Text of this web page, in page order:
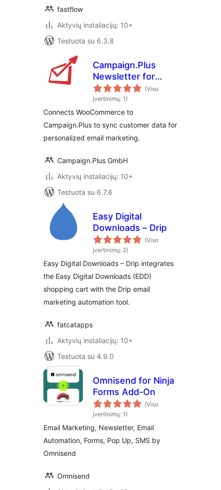
fastflow
Aktyvių instaliacijų: 10+
Testuota su 6.3.8
Campaign.Plus
Newsletter for
WooCommerce
(Viso
įvertinimų: 1)
Connects WooCommerce to
Campaign.Plus to sync customer data for
personalized email marketing.
Campaign.Plus GmbH
Aktyvių instaliacijų: 10+
Testuota su 6.7.6
Easy Digital
Downloads – Drip
(Viso
įvertinimų: 2)
Easy Digital Downloads – Drip integrates
the Easy Digital Downloads (EDD)
shopping cart with the Drip email
marketing automation tool.
fatcatapps
Aktyvių instaliacijų: 10+
Testuota su 4.9.0
Omnisend for Ninja
Forms Add-On
(Viso
įvertinimų: 1)
Email Marketing, Newsletter, Email
Automation, Forms, Pop Up, SMS by
Omnisend
Omnisend